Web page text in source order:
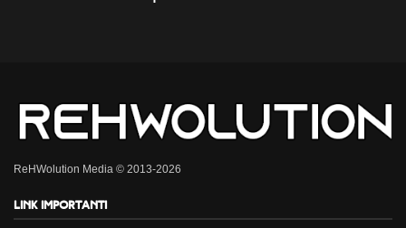
ReHWolution Media © 2013-2026
Link importanti